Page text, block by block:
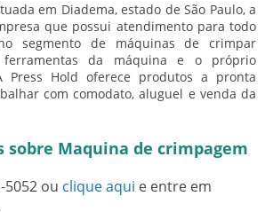
em Diadema, estado de São Paulo, a
que possui atendimento para todo
segmento de máquinas de crimpar
ferramentas da máquina e o próprio
Press Hold oferece produtos a pronta
com comodato, aluguel e venda da
sobre Maquina de crimpagem
5052 ou clique aqui e entre em